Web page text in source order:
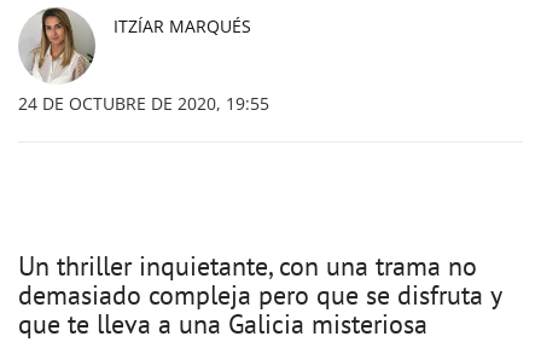
ITZÍAR MARQUÉS
24 DE OCTUBRE DE 2020, 19:55
Un thriller inquietante, con una trama no
demasiado compleja pero que se disfruta y
que te lleva a una Galicia misteriosa